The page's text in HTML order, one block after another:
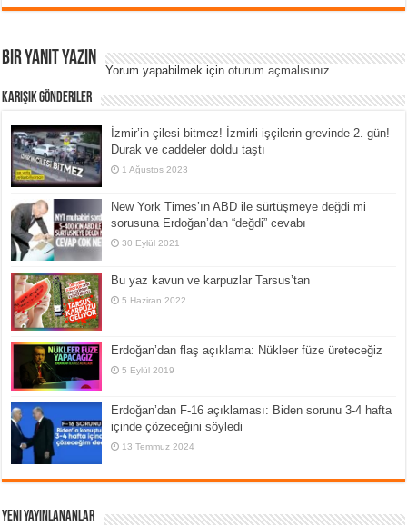
Bir yanıt yazın
Yorum yapabilmek içinoturum açmalısınız.
Karışık Gönderiler
İzmir’in çilesi bitmez! İzmirli işçilerin grevinde 2. gün!
Durak ve caddeler doldu taştı
1 Ağustos 2023
New York Times’ın ABD ile sürtüşmeye değdi mi
sorusuna Erdoğan’dan “değdi” cevabı
30 Eylül 2021
Bu yaz kavun ve karpuzlar Tarsus’tan
5 Haziran 2022
Erdoğan’dan flaş açıklama: Nükleer füze üreteceğiz
5 Eylül 2019
Erdoğan’dan F-16 açıklaması: Biden sorunu 3-4 hafta
içinde çözeceğini söyledi
13 Temmuz 2024
Yeni Yayınlananlar